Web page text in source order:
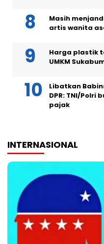
Masih
artis wanita
Harga plastik
UMKM
Libatkan
DPR: TNI/Polri
pajak
INTERNASIONAL